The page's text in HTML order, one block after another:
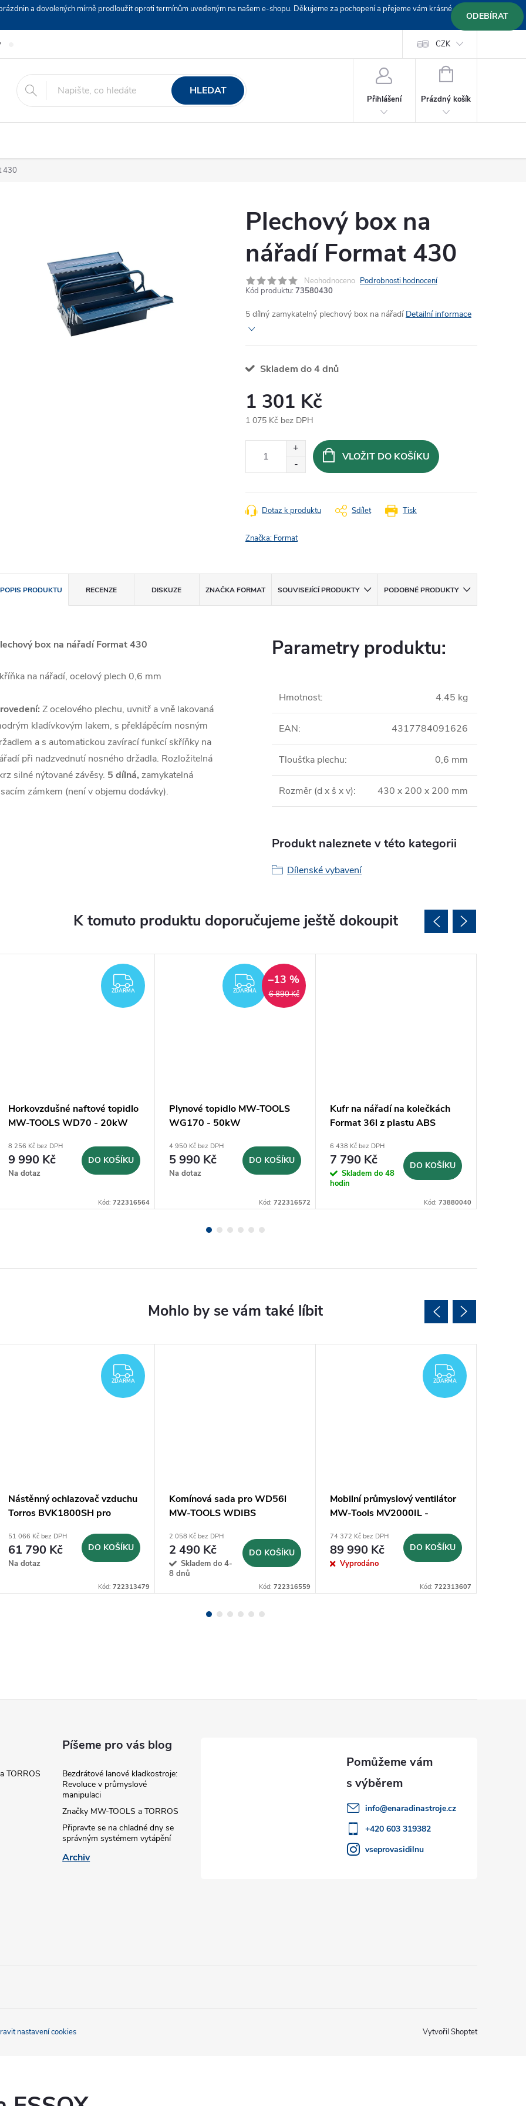
a dovolených mírně prodloužit oproti termínům uvedeným na našem e-shopu. Děkujeme za pochopení a přejeme vám krásné
Platba GoPay +420 603 319382
CZK
HLEDAT
Přihlášení
NÁKUPNÍ
Prázdný košík
430
ODEBÍRAT
Plechový box na
nářadí Format 430
Neohodnoceno Podrobnosti hodnocení
Kód produktu: 73580430
5 dílný zamykatelný plechový box na nářadí Detailní informace
Skladem do 4 dnů
1 301 Kč
1 075 Kč bez DPH
VLOŽIT DO KOŠÍKU
Tisk
Dotaz k produktu Sdílet
Značka: Format
POPIS PRODUKTU RECENZE DISKUZE ZNAČKA FORMAT SOUVISEJÍCÍ PRODUKTY PODOBNÉ PRODUKTY
box na nářadí Format 430
na nářadí, ocelový plech 0,6 mm
Z ocelového plechu, uvnitř a vně lakovaná
kladívkovým lakem, s překlápěcím nosným
a s automatickou zavírací funkcí skříňky na
při nadzvednutí nosného držadla. Rozložitelná
silné nýtované závěsy. 5 dílná, zamykatelná
zámkem (není v objemu dodávky).
Parametry produktu:
Hmotnost: 4.45 kg
EAN: 4317784091626
Tloušťka plechu: 0,6 mm
Rozměr (d x š x v): 430 x 200 x 200 mm
Produkt naleznete v této kategorii
Dílenské vybavení
K tomuto produktu doporučujeme ještě dokoupit
ZDARMA
ZDARMA
Horkovzdušné naftové topidlo
MW-TOOLS WD70 - 20kW
8 256 Kč bez DPH
9 990 Kč
Na dotaz
DO KOŠÍKU
Kód: 722316564
ZDARMA
ZDARMA 6 890 Kč
–13 %
Plynové topidlo MW-TOOLS
WG170 - 50kW
4 950 Kč bez DPH
5 990 Kč
Na dotaz
DO KOŠÍKU
Kód: 722316572
Kufr na nářadí na kolečkách
Format 36l z plastu ABS
6 438 Kč bez DPH
7 790 Kč
Skladem do 48
hodin
DO KOŠÍKU
Kód: 73880040
ZDARMA
ZDARMA
Nástěnný ochlazovač vzduchu
Torros BVK1800SH pro
51 066 Kč bez DPH
61 790 Kč
Na dotaz
DO KOŠÍKU
Kód: 722313479
Komínová sada pro WD56l
MW-TOOLS WDIBS
2 058 Kč bez DPH
2 490 Kč
Skladem do 4-
8 dnů
DO KOŠÍKU
Kód: 722316559
ZDARMA
ZDARMA
Mobilní průmyslový ventilátor
MW-Tools MV2000IL -
74 372 Kč bez DPH
89 990 Kč
Vyprodáno
DO KOŠÍKU
Kód: 722313607
TORROS
Píšeme pro vás blog
Bezdrátové lanové kladkostroje:
Revoluce v průmyslové
manipulaci
Značky MW-TOOLS a TORROS
Připravte se na chladné dny se
správným systémem vytápění
Archiv
info@enaradinastroje.cz
+420 603 319382
vseprovasidilnu
Vytvořil Shoptet
nastavení cookies